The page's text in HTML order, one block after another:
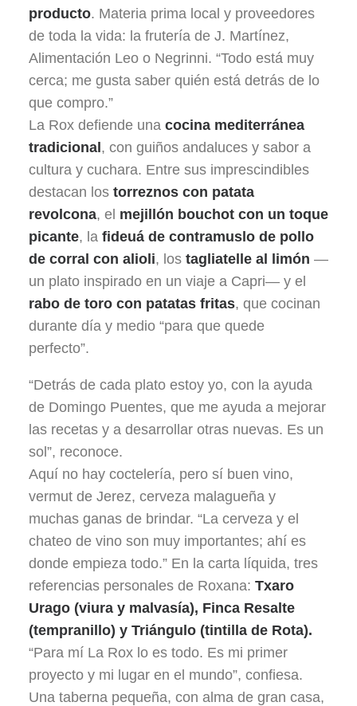
producto. Materia prima local y proveedores
de toda la vida: la frutería de J. Martínez,
Alimentación Leo o Negrinni. “Todo está muy
cerca; me gusta saber quién está detrás de lo
que compro.”
La Rox defiende una cocina mediterránea
tradicional , con guiños andaluces y sabor a
cultura y cuchara. Entre sus imprescindibles
destacan los torreznos con patata
revolcona, el mejillón bouchot con un toque
picante, la fideuá de contramuslo de pollo
de corral con alioli, los tagliatelle al limón —
un plato inspirado en un viaje a Capri— y el
rabo de toro con patatas fritas, que cocinan
durante día y medio “para que quede
perfecto”.
“Detrás de cada plato estoy yo, con la ayuda
de Domingo Puentes, que me ayuda a mejorar
las recetas y a desarrollar otras nuevas. Es un
sol”, reconoce.
Aquí no hay coctelería, pero sí buen vino,
vermut de Jerez, cerveza malagueña y
muchas ganas de brindar. “La cerveza y el
chateo de vino son muy importantes; ahí es
donde empieza todo.” En la carta líquida, tres
referencias personales de Roxana: Txaro
Urago (viura y malvasía), Finca Resalte
(tempranillo) y Triángulo (tintilla de Rota).
“Para mí La Rox lo es todo. Es mi primer
proyecto y mi lugar en el mundo”, confiesa.
Una taberna pequeña, con alma de gran casa,